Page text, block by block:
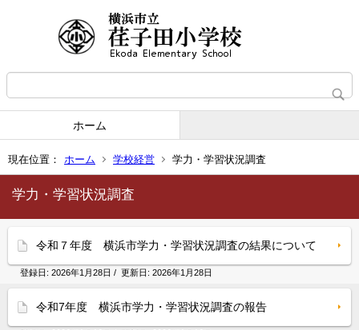
ホーム
現在位置： ホーム 学校経営 学力・学習状況調査
学力・学習状況調査
令和７年度 横浜市学力・学習状況調査の結果について
登録日: 2026年1月28日 / 更新日: 2026年1月28日
令和7年度 横浜市学力・学習状況調査の報告